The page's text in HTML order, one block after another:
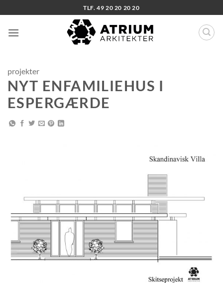
til
indhold
TLF. 49 20 20 20 20
projekter
NYT ENFAMILIEHUS I
ESPERGÆRDE